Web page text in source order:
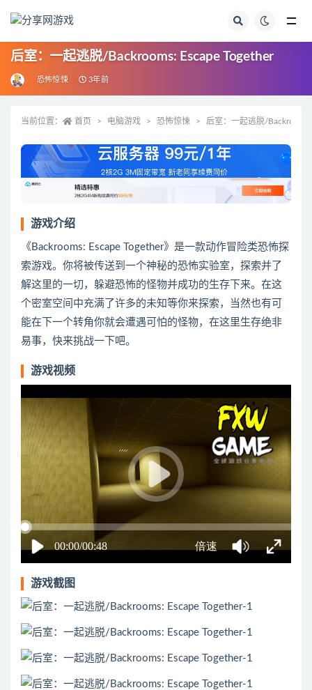
后室：一起逃脱/Backrooms: Escape Together
恐怖惊悚 3年前
当前位置： 首页 电脑游戏 恐怖惊悚 后室：一起逃脱/Backrooms:
游戏介绍
《Backrooms: Escape Together》是一款动作冒险类恐怖探
索游戏。你将被传送到一个神秘的恐怖实验室，探索并了
解这里的一切，躲避恐怖的怪物并成功的生存下来。在这
个密室空间中充满了许多的未知等你来探索，当然也有可
能在下一个转角你就会遭遇可怕的怪物，在这里生存绝非
易事，快来挑战一下吧。
游戏视频
游戏截图